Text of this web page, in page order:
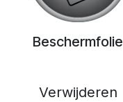
Beschermfolie
Verwijderen